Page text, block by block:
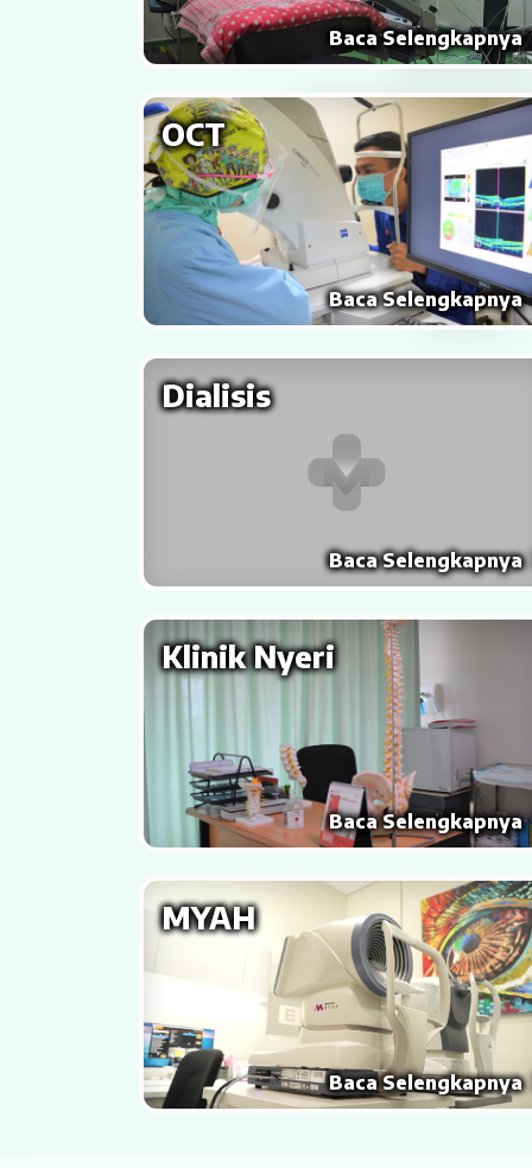
Rehabilitasi Medik
Pelayanan 24 Jam
UGD
Laboratorium
Radiologi
Farmasi
Ambulans
Artikel
Video Edukasi Kesehatan
Berita & Informasi Kesehatan
Kegiatan
Rekanan Asuransi
Karir
Baca Selengkapnya
OCT
Baca Selengkapnya
Dialisis
Baca Selengkapnya
Klinik Nyeri
Baca Selengkapnya
MYAH
Baca Selengkapnya